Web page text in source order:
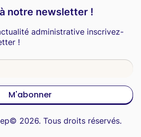
notre newsletter !
administrative inscrivez-
!
M'abonner
2026. Tous droits réservés.